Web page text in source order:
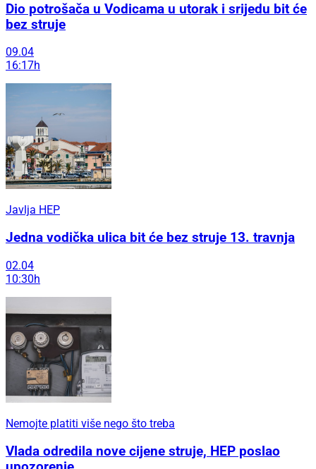
Dio potrošača u Vodicama u utorak i srijedu bit će
bez struje
09.04
16:17h
Javlja HEP
Jedna vodička ulica bit će bez struje 13. travnja
02.04
10:30h
Nemojte platiti više nego što treba
Vlada odredila nove cijene struje, HEP poslao